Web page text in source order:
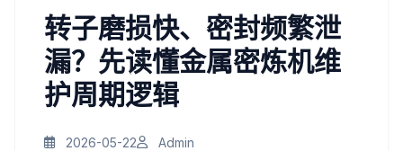
转子磨损快、密封频繁泄
漏？先读懂金属密炼机维
护周期逻辑
2026-05-22 Admin